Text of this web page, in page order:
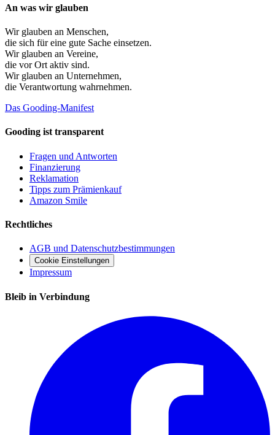
An was wir glauben
Wir glauben an Menschen,
die sich für eine gute Sache einsetzen.
Wir glauben an Vereine,
die vor Ort aktiv sind.
Wir glauben an Unternehmen,
die Verantwortung wahrnehmen.
Das Gooding-Manifest
Gooding ist transparent
Fragen und Antworten
Finanzierung
Reklamation
Tipps zum Prämienkauf
Amazon Smile
Rechtliches
AGB und Datenschutzbestimmungen
Cookie Einstellungen
Impressum
Bleib in Verbindung